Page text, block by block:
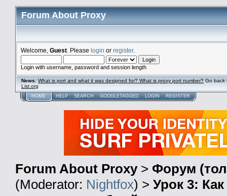
Forum About Proxy
Welcome, Guest . Please login or register.
Login with username, password and session length
News: What is port and what it was designed for? What is proxy port number? Go
List.org
HOME HELP SEARCH GOOGLETAGGED LOGIN REGISTER
Forum About Proxy> Форум
(Moderator: Nightfox) > Урок 3: